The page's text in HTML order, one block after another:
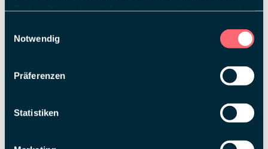
haben oder die sie im Rahmen Ihrer Nutzung der Dienste
Notwendig
Präferenzen
Statistiken